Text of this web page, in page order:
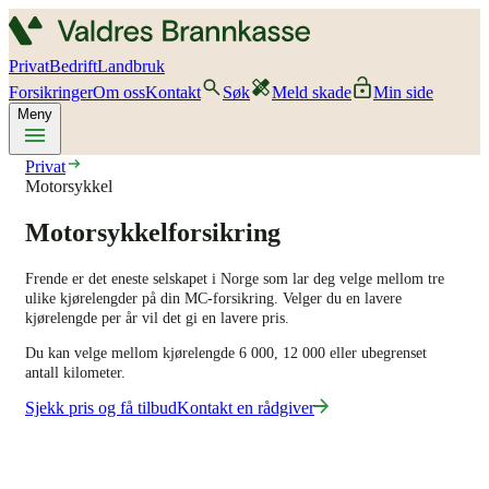
PrivatBedriftLandbruk
ForsikringerOm ossKontakt Søk Meld skade Min side
Meny
Privat
Motorsykkel
Motorsykkelforsikring
Frende er det eneste selskapet i Norge som lar deg velge mellom tre
ulike kjørelengder på din MC-forsikring. Velger du en lavere
kjørelengde per år vil det gi en lavere pris.
Du kan velge mellom kjørelengde 6 000, 12 000 eller ubegrenset
antall kilometer.
Sjekk pris og få tilbudKontakt en rådgiver